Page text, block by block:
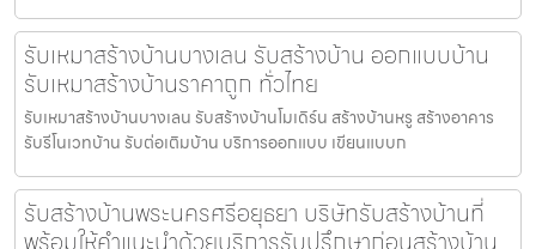
รับเหมาสร้างบ้านบางเลน รับสร้างบ้าน ออกแบบบ้าน
รับเหมาสร้างบ้านราคาถูก ทั่วไทย
รับเหมาสร้างบ้านบางเลน รับสร้างบ้านโมเดิร์น สร้างบ้านหรู สร้างอาคาร
รับรีโนเวทบ้าน รับต่อเติมบ้าน บริการออกแบบ เขียนแบบก
รับสร้างบ้านพระนครศรีอยุธยา บริษัทรับสร้างบ้านที่